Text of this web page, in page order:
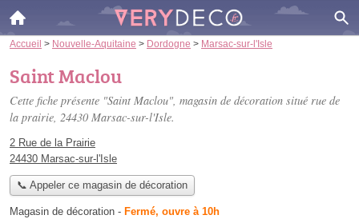
Accueil > Nouvelle-Aquitaine > Dordogne > Marsac-sur-l'Isle
Saint Maclou
Cette fiche présente "Saint Maclou", magasin de décoration situé rue de
la prairie, 24430 Marsac-sur-l'Isle.
2 Rue de la Prairie
24430 Marsac-sur-l'Isle
📞 Appeler ce magasin de décoration
Magasin de décoration - Fermé, ouvre à 10h